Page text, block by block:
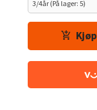
Kjøp